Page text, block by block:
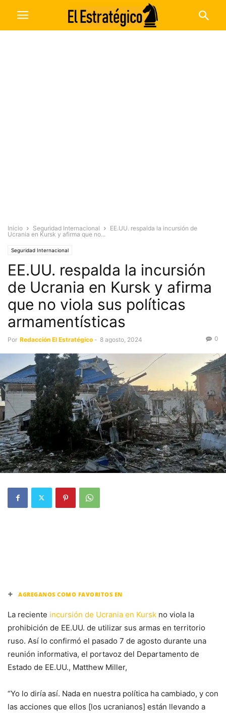
Inicio Seguridad Internacional
EE.UU. respalda la incursión de
Ucrania en Kursk y afirma que no...
Seguridad Internacional
EE.UU. respalda la incursión
de Ucrania en Kursk y afirma
que no viola sus políticas
armamentísticas
Por Redacción El Estratégico - 8 agosto, 2024 0
+ AGREGANOS COMO FAVORITOS EN
La reciente incursión de Ucrania en Kursk no viola la
prohibición de EE.UU. de utilizar sus armas en territorio
ruso. Así lo confirmó el pasado 7 de agosto durante una
reunión informativa, el portavoz del Departamento de
Estado de EE.UU., Matthew Miller,
“Yo lo diría así. Nada en nuestra política ha cambiado, y con
las acciones que ellos [los ucranianos] están llevando a